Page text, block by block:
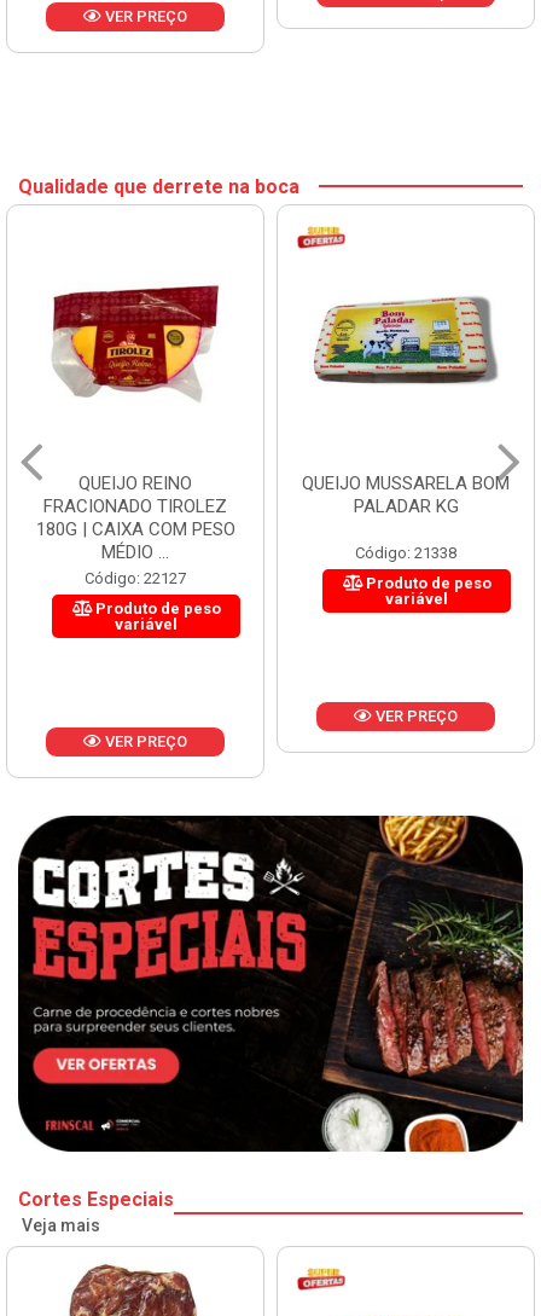
VER PREÇO
Qualidade que derrete na boca
QUEIJO REINO
FRACIONADO TIROLEZ
180G | CAIXA COM PESO
MÉDIO ...
Código: 22127
Produto de peso
variável
VER PREÇO
QUEIJO MUSSARELA BOM
PALADAR KG
Código: 21338
Produto de peso
variável
VER PREÇO
Cortes Especiais
Veja mais